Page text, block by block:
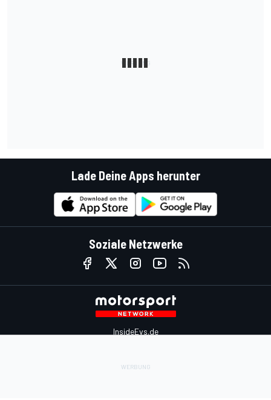
Lade Deine Apps herunter
Soziale Netzwerke
InsideEvs.de
Motorsportstats.com